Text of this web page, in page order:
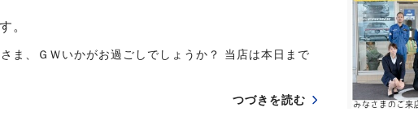
。
ま、ＧＷいかがお過ごしでしょうか？ 当店は本日まで
つづきを読む